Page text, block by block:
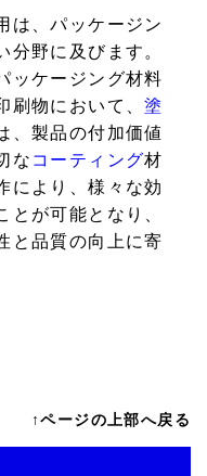
は、パッケージン
分野に及びます。
ッケージング材料
刷物において、塗
、製品の付加価値
な コーティング材
により、様々な効
とが可能となり、
と品質の向上に寄
↑ページの上部へ戻る